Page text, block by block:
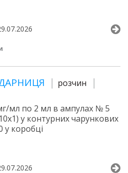
розчин
мл по 2 мл в ампулах № 5
у контурних чарункових
у коробці